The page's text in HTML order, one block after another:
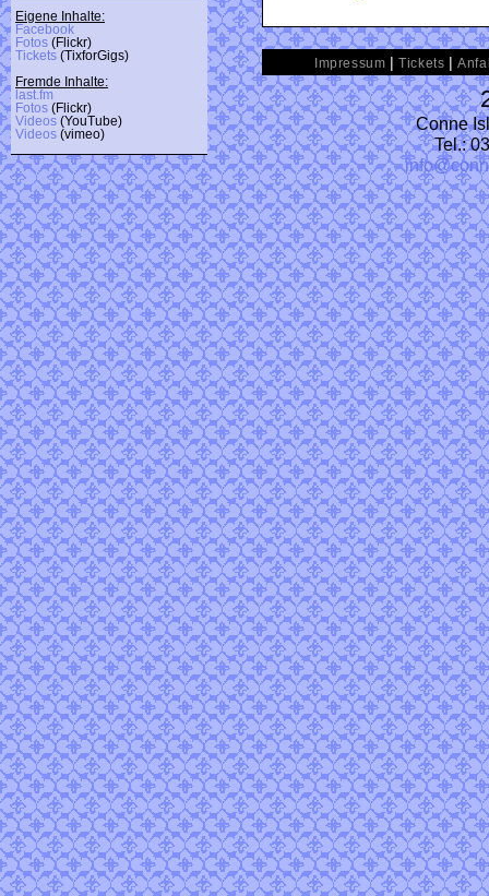
Eigene Inhalte:
Facebook
Fotos (Flickr)
Tickets (TixforGigs)
Fremde Inhalte:
last.fm
Fotos (Flickr)
Videos (YouTube)
Videos (vimeo)
Impressum |Tickets |
Conne
Tel.: